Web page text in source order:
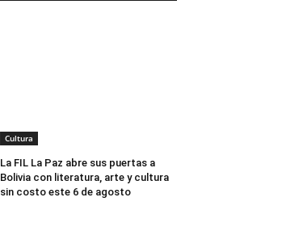
Cultura
La FIL La Paz abre sus puertas a
Bolivia con literatura, arte y cultura
sin costo este 6 de agosto